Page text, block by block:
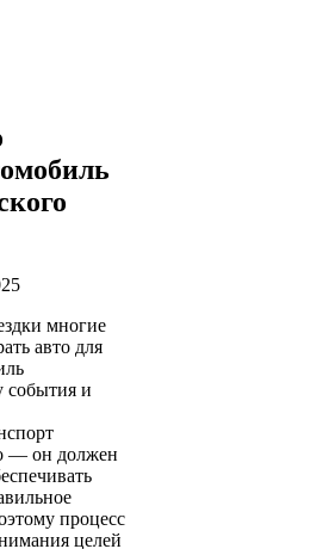
многие
авто для
события и
— он должен
процесс
целей